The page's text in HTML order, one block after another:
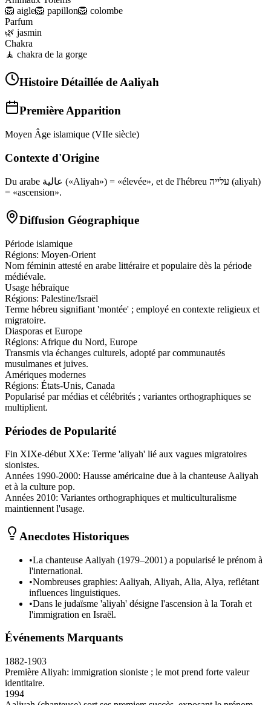
🦁 aigle🦁 papillon🦁 colombe
Parfum
🌿 jasmin
Chakra
🧘 chakra de la gorge
Histoire Détaillée de Aaliyah
Première Apparition
Moyen Âge islamique (VIIe siècle)
Contexte d'Origine
Du arabe عالية («Aliyah») = «élevée», et de l'hébreu עלייה (aliyah)
= «ascension».
Diffusion Géographique
Période islamique
Régions: Moyen-Orient
Nom féminin attesté en arabe littéraire et populaire dès la période
médiévale.
Usage hébraïque
Régions: Palestine/Israël
Terme hébreu signifiant 'montée' ; employé en contexte religieux et
migratoire.
Diasporas et Europe
Régions: Afrique du Nord, Europe
Transmis via échanges culturels, adopté par communautés
musulmanes et juives.
Amériques modernes
Régions: États-Unis, Canada
Popularisé par médias et célébrités ; variantes orthographiques se
multiplient.
Périodes de Popularité
Fin XIXe-début XXe: Terme 'aliyah' lié aux vagues migratoires
sionistes.
Années 1990-2000: Hausse américaine due à la chanteuse Aaliyah
et à la culture pop.
Années 2010: Variantes orthographiques et multiculturalisme
maintiennent l'usage.
Anecdotes Historiques
•La chanteuse Aaliyah (1979–2001) a popularisé le prénom à
l'international.
•Nombreuses graphies: Aaliyah, Aliyah, Alia, Alya, reflétant
influences linguistiques.
•Dans le judaïsme 'aliyah' désigne l'ascension à la Torah et
l'immigration en Israël.
Événements Marquants
1882-1903
Première Aliyah: immigration sioniste ; le mot prend forte valeur
identitaire.
1994